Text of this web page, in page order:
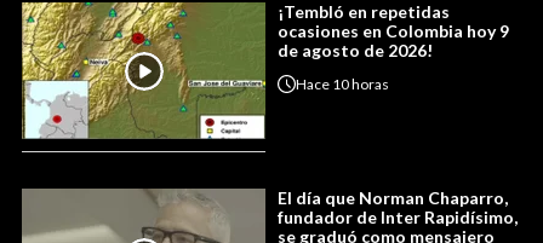
¡Tembló en repetidas
ocasiones en Colombia hoy 9
de agosto de 2026!
Hace 10 horas
El día que Norman Chaparro,
fundador de Inter Rapidísimo,
se graduó como mensajero